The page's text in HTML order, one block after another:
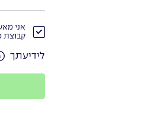
אני
קבוצת
לידיעתך